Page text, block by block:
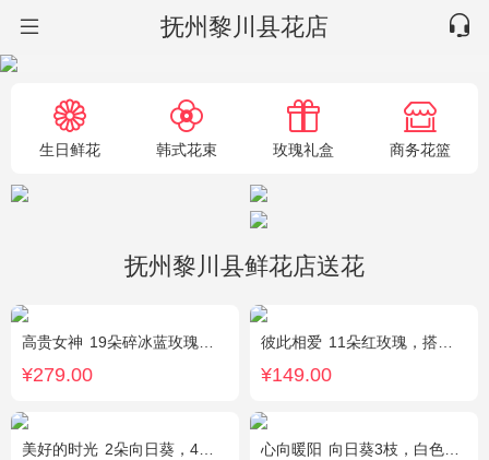
抚州黎川县花店
生日鲜花 韩式花束 玫瑰礼盒 商务花篮
抚州黎川县鲜花店送花
高贵女神 19朵碎冰蓝玫瑰，绿叶搭配
¥279.00
彼此相爱 11朵红玫瑰，搭配适量满天星、叶上黄金。
¥149.00
美好的时光 2朵向日葵，4朵香槟玫瑰，2朵碎冰蓝玫瑰，桔梗、配花、配草搭配 心向暖阳 向日葵3枝，白色洋桔梗0.5扎，绿色小雏菊2枝，雪柳0.1扎